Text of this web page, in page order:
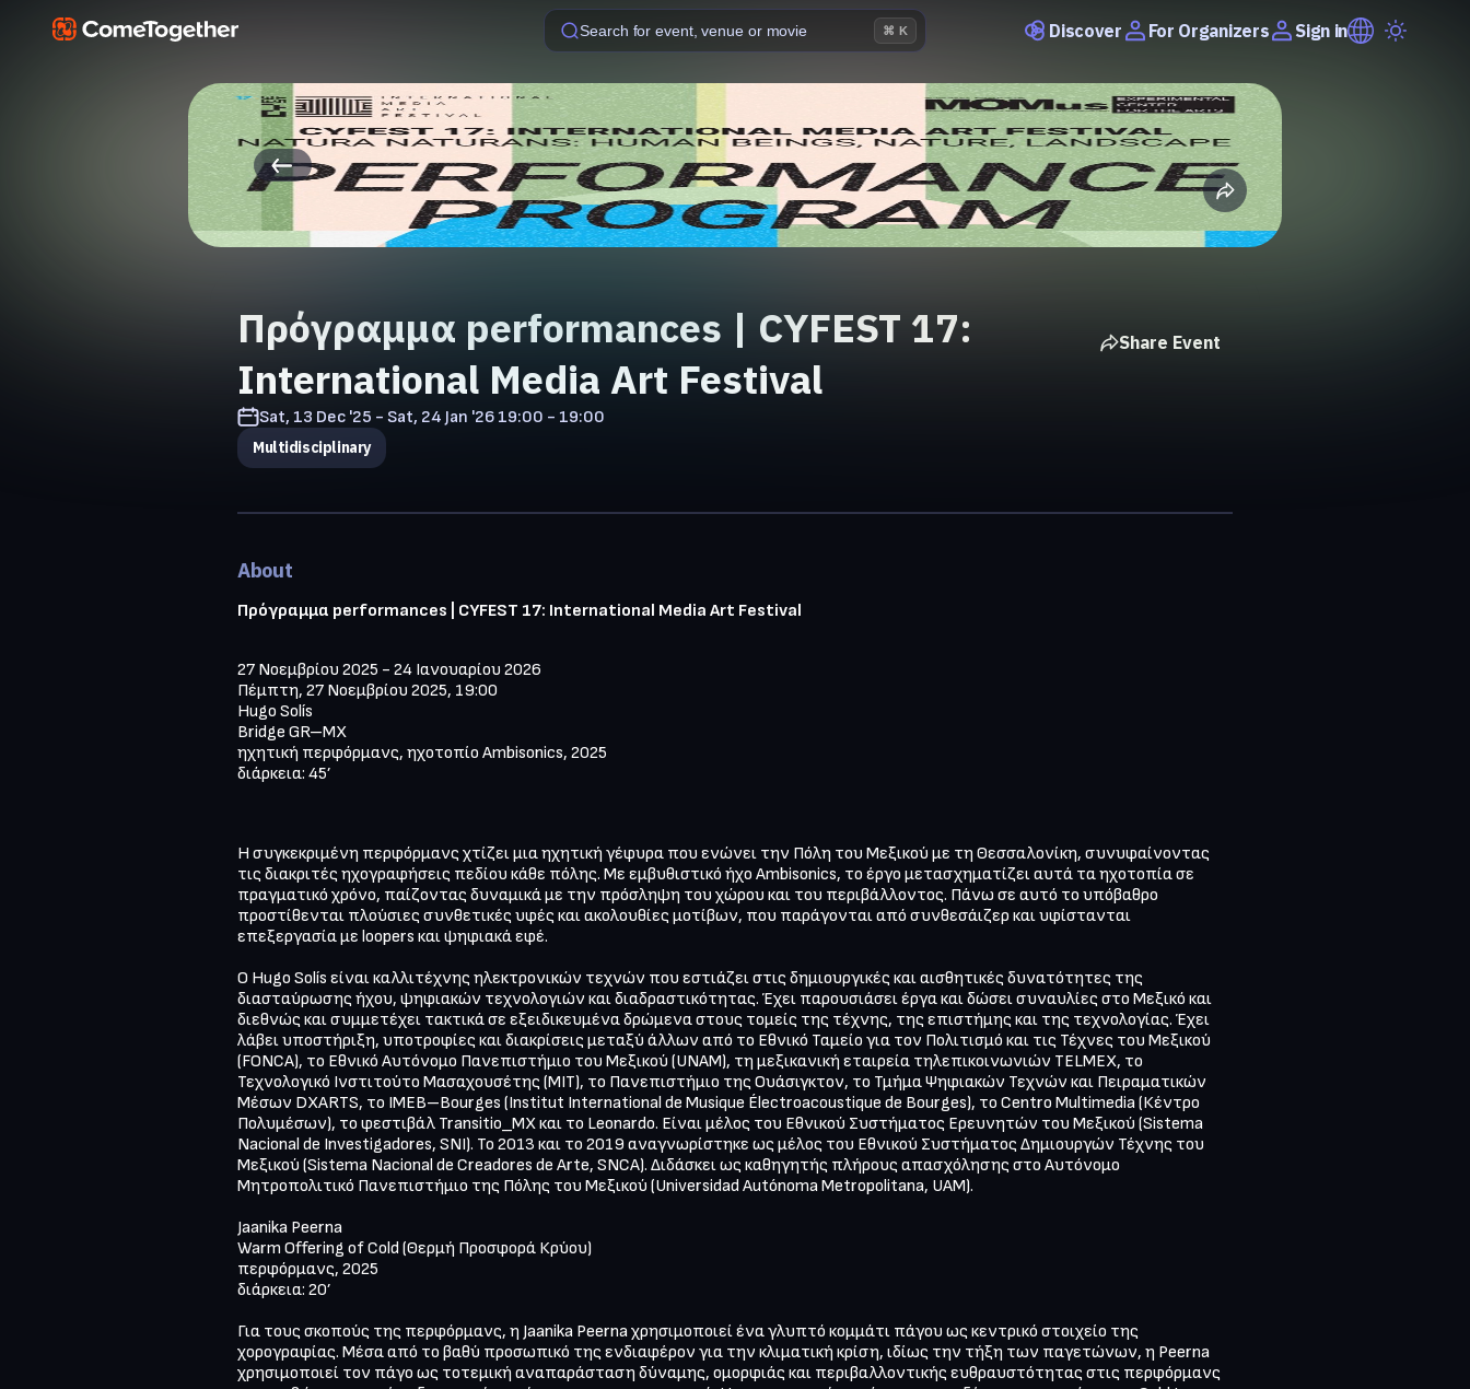
Search for event, venue or movie ⌘ K Discover For Organizers Sign in
Πρόγραμμα performances | CYFEST 17:
International Media Art Festival
Sat, 13 Dec '25 - Sat, 24 Jan '2619:00 - 19:00
Multidisciplinary
Share Event
About
Πρόγραμμα performances | CYFEST 17: International Media Art Festival
27 Νοεμβρίου 2025 - 24 Ιανουαρίου 2026
Πέμπτη, 27 Νοεμβρίου 2025, 19:00
Hugo Solís
Bridge GR–MX
ηχητική περφόρμανς, ηχοτοπίο Ambisonics, 2025
διάρκεια: 45’